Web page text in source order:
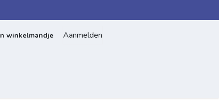
winkelmandje
Aanmelden